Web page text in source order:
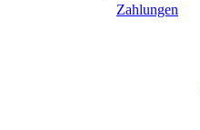
Zahlungen